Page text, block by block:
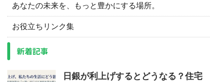
あなたの未来を、もっと豊かにする場所。
お役立ちリンク集
新着記事
日銀が利上げするとどうなる？住宅